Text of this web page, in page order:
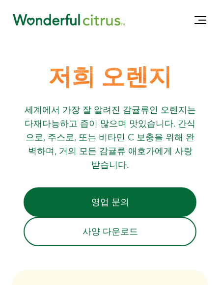
저희 오렌지
세계에서 가장 잘 알려진 감귤류인 오렌지는
다재다능하고 즙이 많으며 맛있습니다. 간식
으로, 주스로, 또는 비타민 C 보충을 위해 완
벽하며, 거의 모든 감귤류 애호가에게 사랑
받습니다.
영업 문의
사양 다운로드